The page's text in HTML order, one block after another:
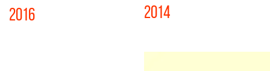
2016 2014